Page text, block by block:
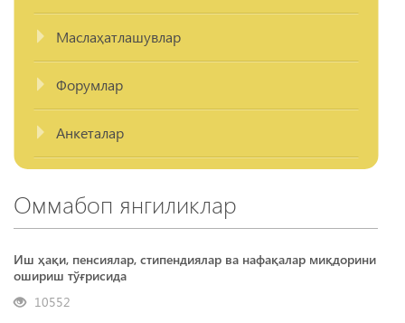
Маслаҳатлашувлар
Форумлар
Анкеталар
Оммабоп янгиликлар
Иш ҳақи, пенсиялар, стипендиялар ва нафақалар миқдорини
ошириш тўғрисида
10552